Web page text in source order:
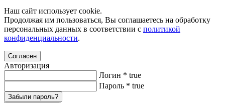
Наш сайт использует cookie.
Продолжая им пользоваться, Вы соглашаетесь на обработку
персональных данных в соответствии с политикой
конфиденциальности.
Согласен
Авторизация
Логин * true
Пароль * true
Забыли пароль?